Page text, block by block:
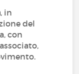
, in
del
con